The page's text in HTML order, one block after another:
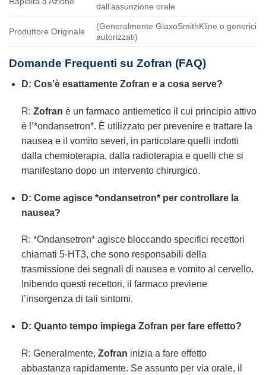
dall’assunzione orale
Produttore Originale
(Generalmente GlaxoSmithKline o generici
autorizzati)
Domande Frequenti su Zofran (FAQ)
D: Cos’è esattamente Zofran e a cosa serve?
R: Zofran è un farmaco antiemetico il cui principio attivo
è l’*ondansetron*. È utilizzato per prevenire e trattare la
nausea e il vomito severi, in particolare quelli indotti
dalla chemioterapia, dalla radioterapia e quelli che si
manifestano dopo un intervento chirurgico.
D: Come agisce *ondansetron* per controllare la
nausea?
R: *Ondansetron* agisce bloccando specifici recettori
chiamati 5-HT3, che sono responsabili della
trasmissione dei segnali di nausea e vomito al cervello.
Inibendo questi recettori, il farmaco previene
l’insorgenza di tali sintomi.
D: Quanto tempo impiega Zofran per fare effetto?
R: Generalmente, Zofran inizia a fare effetto
abbastanza rapidamente. Se assunto per via orale, il